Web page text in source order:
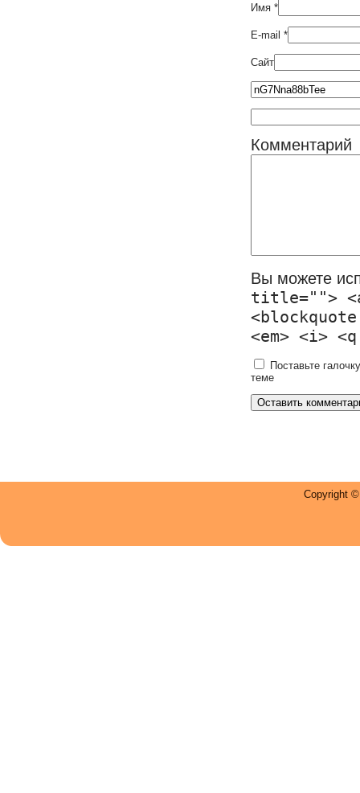
Имя *
E-mail *
Сайт
Комментарий
Вы можете
title="">
<em> <i>
Поставьте
теме
Copyright